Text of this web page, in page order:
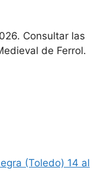
Consultar las
de Ferrol.
(Toledo) 14 al